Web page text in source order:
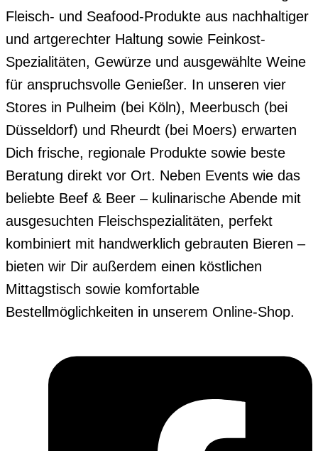
Fleisch- und Seafood-Produkte aus nachhaltiger
und artgerechter Haltung sowie Feinkost-
Spezialitäten, Gewürze und ausgewählte Weine
für anspruchsvolle Genießer. In unseren vier
Stores in Pulheim (bei Köln), Meerbusch (bei
Düsseldorf) und Rheurdt (bei Moers) erwarten
Dich frische, regionale Produkte sowie beste
Beratung direkt vor Ort. Neben Events wie das
beliebte Beef & Beer – kulinarische Abende mit
ausgesuchten Fleischspezialitäten, perfekt
kombiniert mit handwerklich gebrauten Bieren –
bieten wir Dir außerdem einen köstlichen
Mittagstisch sowie komfortable
Bestellmöglichkeiten in unserem Online-Shop.